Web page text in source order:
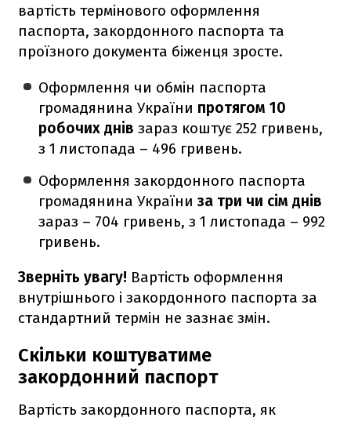
вартість термінового оформлення
паспорта, закордонного паспорта та
проїзного документа біженця зросте.
Оформлення чи обмін паспорта
громадянина України протягом 10
робочих днів зараз коштує 252 гривень,
з 1 листопада – 496 гривень.
Оформлення закордонного паспорта
громадянина Україниза три чи сім днів
зараз – 704 гривень, з 1 листопада – 992
гривень.
Зверніть увагу! Вартість оформлення
внутрішнього і закордонного паспорта за
стандартний термін не зазнає змін.
Скільки коштуватиме
закордонний паспорт
Вартість закордонного паспорта, як